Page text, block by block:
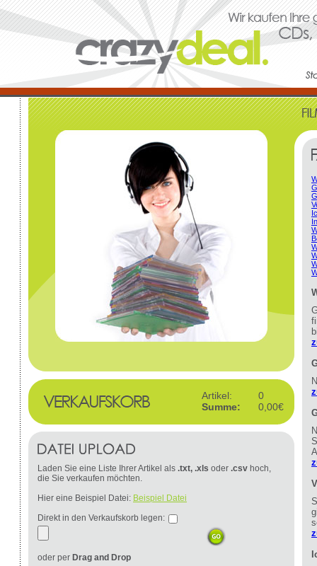
Artikel:
0
Summe:
0,00€
Laden Sie eine Liste Ihrer Artikel als .txt, .xls oder .csv hoch,
die Sie verkaufen möchten.
Hier eine Beispiel Datei: Beispiel Datei
Direkt in den Verkaufskorb legen:
oder per Drag and Drop